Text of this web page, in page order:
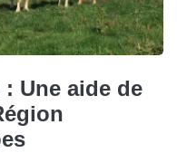
Une aide de